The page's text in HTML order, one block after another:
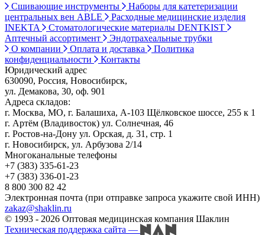
Сшивающие инструменты
Наборы для катетеризации
центральных вен ABLE
Расходные медицинские изделия
INEKTA
Стоматологические материалы DENTKIST
Аптечный ассортимент
Эндотрахеальные трубки
О компании
Оплата и доставка
Политика
конфиденциальности
Контакты
Юридический адрес
630090, Россия, Новосибирск,
ул. Демакова, 30, оф. 901
Адреса складов:
г. Москва, МО, г. Балашиха, А-103 Щёлковское шоссе, 255 к 1
г. Артём (Владивосток) ул. Солнечная, 46
г. Ростов-на-Дону ул. Орская, д. 31, стр. 1
г. Новосибирск, ул. Арбузова 2/14
Многоканальные телефоны
+7 (383) 335-61-23
+7 (383) 336-01-23
8 800 300 82 42
Электронная почта (при отправке запроса укажите свой ИНН)
zakaz@shaklin.ru
© 1993 - 2026 Оптовая медицинская компания Шаклин
Техническая поддержка сайта —